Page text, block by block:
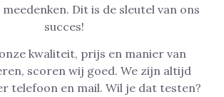
Dit is de sleutel van ons
succes!
kwaliteit, prijs en manier van
scoren wij goed. We zijn altijd
telefoon en mail. Wil je dat testen?